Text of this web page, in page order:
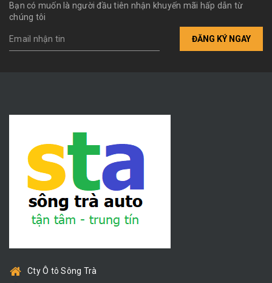
Bạn có muốn là người đầu tiên nhận khuyến mãi hấp dẫn từ
chúng tôi
ĐĂNG KÝ NGAY
Cty Ô tô Sông Trà